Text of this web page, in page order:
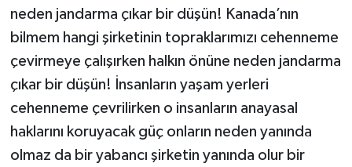
neden jandarma çıkar bir düşün! Kanada’nın
bilmem hangi şirketinin topraklarımızı cehenneme
çevirmeye çalışırken halkın önüne neden jandarma
çıkar bir düşün! İnsanların yaşam yerleri
cehenneme çevrilirken o insanların anayasal
haklarını koruyacak güç onların neden yanında
olmaz da bir yabancı şirketin yanında olur bir